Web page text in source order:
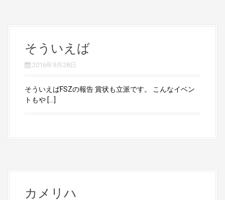
そういえば
2016年9月28日
そういえばFSZの報告 賞状も立派です。 こんなイベン
トもや […]
カメリハ